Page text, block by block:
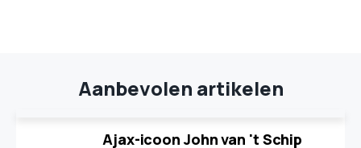
Aanbevolen artikelen
Ajax-icoon John van 't Schip